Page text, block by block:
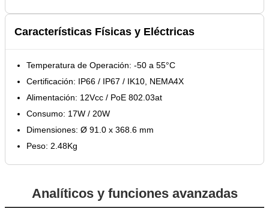
Características Físicas y Eléctricas
Temperatura de Operación: -50 a 55°C
Certificación: IP66 / IP67 / IK10, NEMA4X
Alimentación: 12Vcc / PoE 802.03at
Consumo: 17W / 20W
Dimensiones: Ø 91.0 x 368.6 mm
Peso: 2.48Kg
Analíticos y funciones avanzadas